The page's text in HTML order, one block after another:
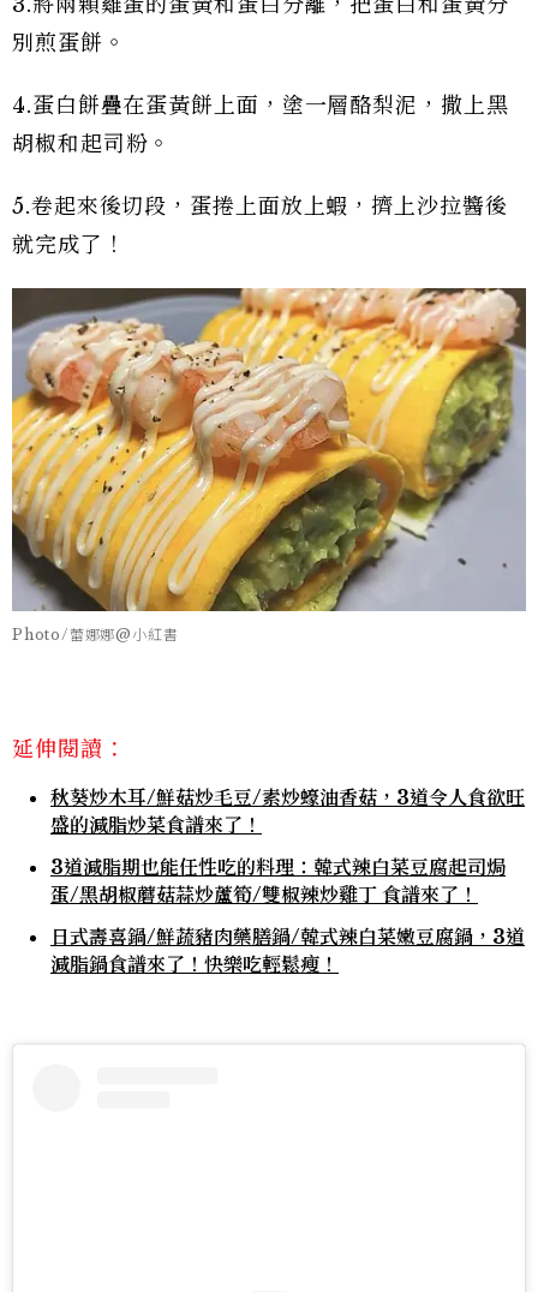
別煎蛋餅。
4.蛋白餅疊在蛋黃餅上面，塗一層酪梨泥，撒上黑
胡椒和起司粉。
5.卷起來後切段，蛋捲上面放上蝦，擠上沙拉醬後
就完成了！
Photo/蕾娜娜@小紅書
延伸閱讀：
秋葵炒木耳/鮮菇炒毛豆/素炒蠔油香菇，3道令人食欲旺
盛的減脂炒菜食譜來了！
3道減脂期也能任性吃的料理：韓式辣白菜豆腐起司焗
蛋/黑胡椒蘑菇蒜炒蘆筍/雙椒辣炒雞丁 食譜來了！
日式壽喜鍋/鮮蔬豬肉藥膳鍋/韓式辣白菜嫩豆腐鍋，3道
減脂鍋食譜來了！快樂吃輕鬆瘦！